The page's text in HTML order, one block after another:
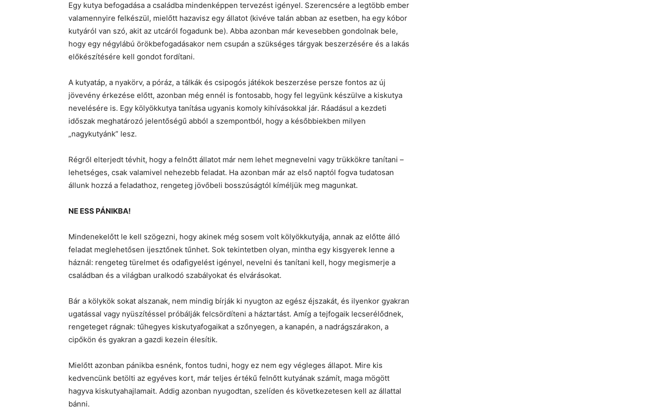
Egy kutya befogadása a családba mindenképpen tervezést igényel. Szerencsére a legtöbb ember
valamennyire felkészül, mielőtt hazavisz egy állatot (kivéve talán abban az esetben, ha egy kóbor
kutyáról van szó, akit az utcáról fogadunk be). Abba azonban már kevesebben gondolnak bele,
hogy egy négylábú örökbefogadásakor nem csupán a szükséges tárgyak beszerzésére és a lakás
előkészítésére kell gondot fordítani.
A kutyatáp, a nyakörv, a póráz, a tálkák és csipogós játékok beszerzése persze fontos az új
jövevény érkezése előtt, azonban még ennél is fontosabb, hogy fel legyünk készülve a kiskutya
nevelésére is. Egy kölyökkutya tanítása ugyanis komoly kihívásokkal jár. Ráadásul a kezdeti
időszak meghatározó jelentőségű abból a szempontból, hogy a későbbiekben milyen
„nagykutyánk” lesz.
Régről elterjedt tévhit, hogy a felnőtt állatot már nem lehet megnevelni vagy trükkökre tanítani –
lehetséges, csak valamivel nehezebb feladat. Ha azonban már az első naptól fogva tudatosan
állunk hozzá a feladathoz, rengeteg jövőbeli bosszúságtól kíméljük meg magunkat.
NE ESS PÁNIKBA!
Mindenekelőtt le kell szögezni, hogy akinek még sosem volt kölyökkutyája, annak az előtte álló
feladat meglehetősen ijesztőnek tűnhet. Sok tekintetben olyan, mintha egy kisgyerek lenne a
háznál: rengeteg türelmet és odafigyelést igényel, nevelni és tanítani kell, hogy megismerje a
családban és a világban uralkodó szabályokat és elvárásokat.
Bár a kölykök sokat alszanak, nem mindig bírják ki nyugton az egész éjszakát, és ilyenkor gyakran
ugatással vagy nyüszítéssel próbálják felcsördíteni a háztartást. Amíg a tejfogaik lecserélődnek,
rengeteget rágnak: tűhegyes kiskutyafogaikat a szőnyegen, a kanapén, a nadrágszárakon, a
cipőkön és gyakran a gazdi kezein élesítik.
Mielőtt azonban pánikba esnénk, fontos tudni, hogy ez nem egy végleges állapot. Mire kis
kedvencünk betölti az egyéves kort, már teljes értékű felnőtt kutyának számít, maga mögött
hagyva kiskutyahajlamait. Addig azonban nyugodtan, szelíden és következetesen kell az állattal
bánni.